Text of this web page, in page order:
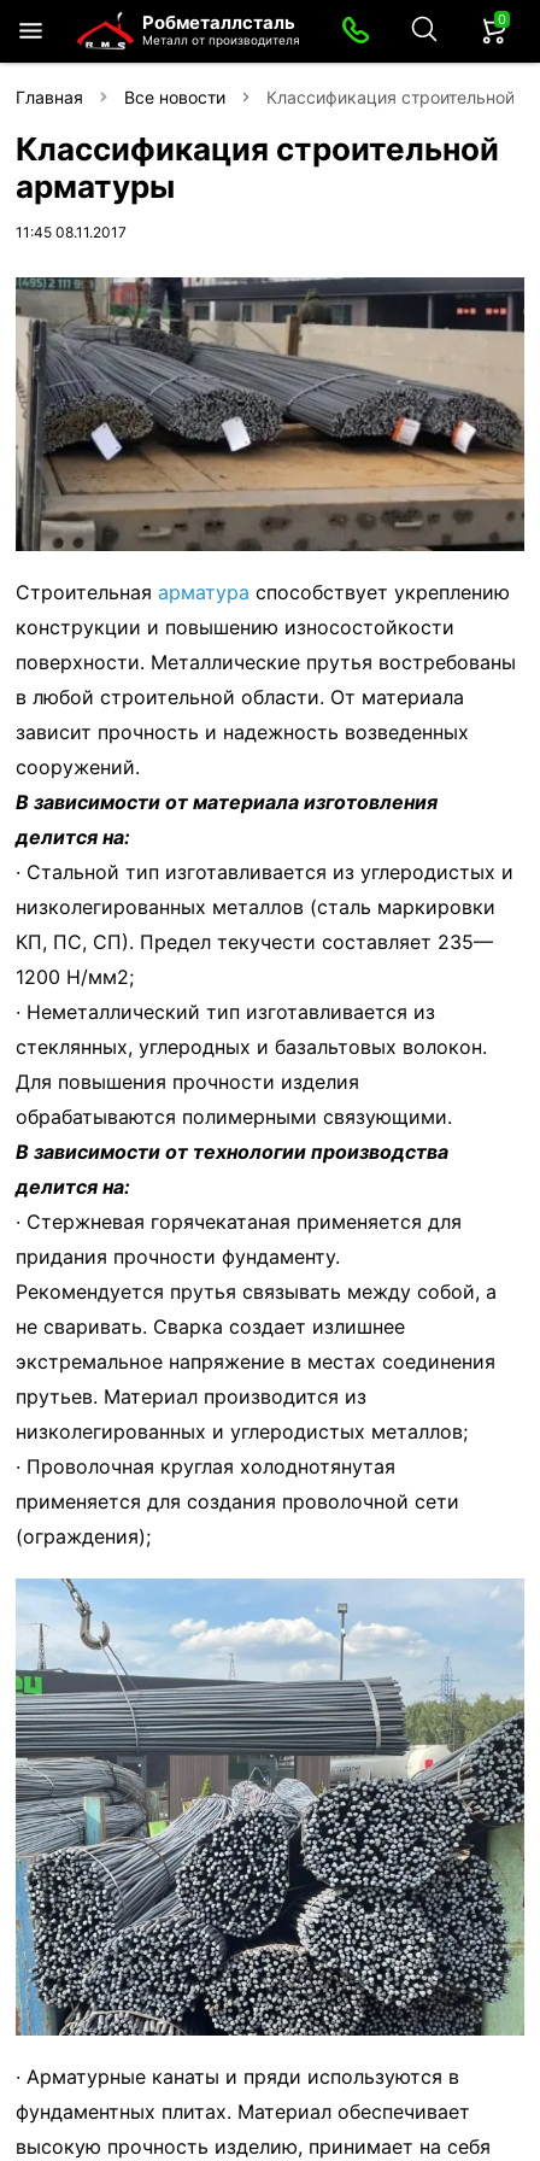
Робметаллсталь
Металл от производителя
0
Главная Все новости Классификация строительной
Классификация строительной
арматуры
11:45 08.11.2017
Строительнаяарматура способствует укреплению
конструкции и повышению износостойкости
поверхности. Металлические прутья востребованы
в любой строительной области. От материала
зависит прочность и надежность возведенных
сооружений.
В зависимости от материала изготовления
делится на:
· Стальной тип изготавливается из углеродистых и
низколегированных металлов (сталь маркировки
КП, ПС, СП). Предел текучести составляет 235—
1200 Н/мм2;
· Неметаллический тип изготавливается из
стеклянных, углеродных и базальтовых волокон.
Для повышения прочности изделия
обрабатываются полимерными связующими.
В зависимости от технологии производства
делится на:
· Стержневая горячекатаная применяется для
придания прочности фундаменту.
Рекомендуется прутья связывать между собой, а
не сваривать. Сварка создает излишнее
экстремальное напряжение в местах соединения
прутьев. Материал производится из
низколегированных и углеродистых металлов;
· Проволочная круглая холоднотянутая
применяется для создания проволочной сети
(ограждения);
· Арматурные канаты и пряди используются в
фундаментных плитах. Материал обеспечивает
высокую прочность изделию, принимает на себя